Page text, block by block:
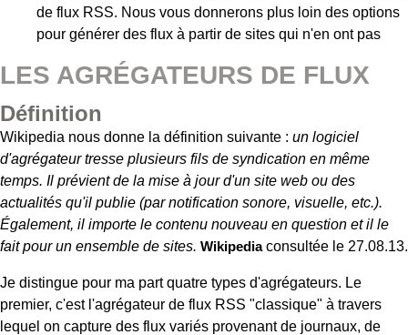
de flux RSS. Nous vous donnerons plus loin des options
pour générer des flux à partir de sites qui n'en ont pas
LES AGRÉGATEURS DE FLUX
Définition
Wikipedia nous donne la définition suivante : un logiciel
d'agrégateur tresse plusieurs fils de syndication en même
temps. Il prévient de la mise à jour d'un site web ou des
actualités qu'il publie (par notification sonore, visuelle, etc.).
Également, il importe le contenu nouveau en question et il le
fait pour un ensemble de sites. Wikipediaconsultée le 27.08.13.
Je distingue pour ma part quatre types d'agrégateurs. Le
premier, c'est l'agrégateur de flux RSS "classique" à travers
lequel on capture des flux variés provenant de journaux, de